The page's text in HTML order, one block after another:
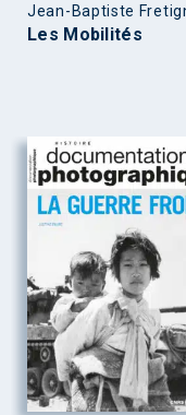
Jean-Baptiste
Les Mobilités